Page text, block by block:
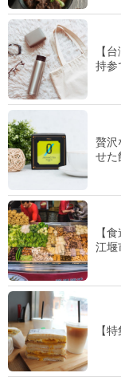
【
持参
贅沢
せた
【
江堰
【